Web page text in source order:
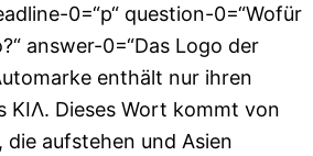
0=“p“ question-0=“Wofür
answer-0=“Das Logo der
enthält nur ihren
KIΛ. Dieses Wort kommt von
aufstehen und Asien